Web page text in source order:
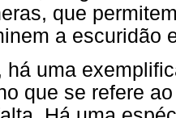
que
a escuridão
há uma
que se refere